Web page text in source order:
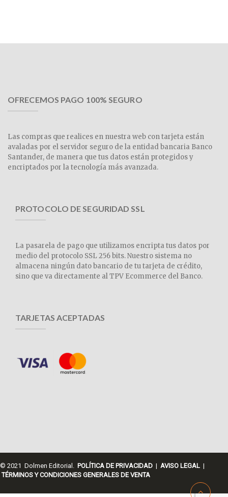
OFRECEMOS PAGO 100% SEGURO
Las compras que realices en nuestra web con tarjeta están
avaladas por el servidor seguro de la entidad bancaria Banco
Santander, de manera que tus datos están protegidos y
encriptados por la tecnología más avanzada.
PROTOCOLO DE SEGURIDAD SSL
La pasarela de pago que utilizamos encripta tus datos por
medio del protocolo SSL 256 bits. Nuestro sistema no
almacena ningún dato bancario de tu tarjeta de crédito,
sino que va directamente al TPV Ecommerce del Banco.
TARJETAS ACEPTADAS
© 2021 Dolmen Editorial. POLÍTICA DE PRIVACIDAD | AVISO LEGAL |
TÉRMINOS Y CONDICIONES GENERALES DE VENTA